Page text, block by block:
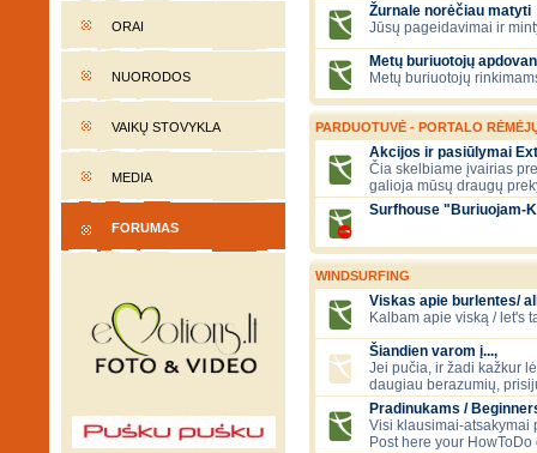
ORAI
NUORODOS
VAIKŲ STOVYKLA
MEDIA
FORUMAS
Žurnale norėčiau matyti
Jūsų pageidavimai ir
Metų buriuotojų
Metų buriuotojų
PARDUOTUVĖ - PORTALO
Akcijos ir pasiūlymai
Čia skelbiame įvairias
galioja mūsų draugų
Surfhouse "Buriuojam-
WINDSURFING
Viskas apie burlentes/
Kalbam apie viską / let's
Šiandien varom į...,
Jei pučia, ir žadi kažkur
daugiau berazumių,
Pradinukams /
Visi klausimai-atsakymai
Post here your